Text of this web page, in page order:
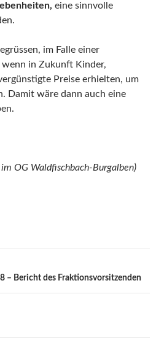
eine sinnvolle
im Falle einer
in Zukunft Kinder,
Preise erhielten, um
Damit wäre dann auch eine
OG Waldfischbach-Burgalben)
– Bericht des Fraktionsvorsitzenden